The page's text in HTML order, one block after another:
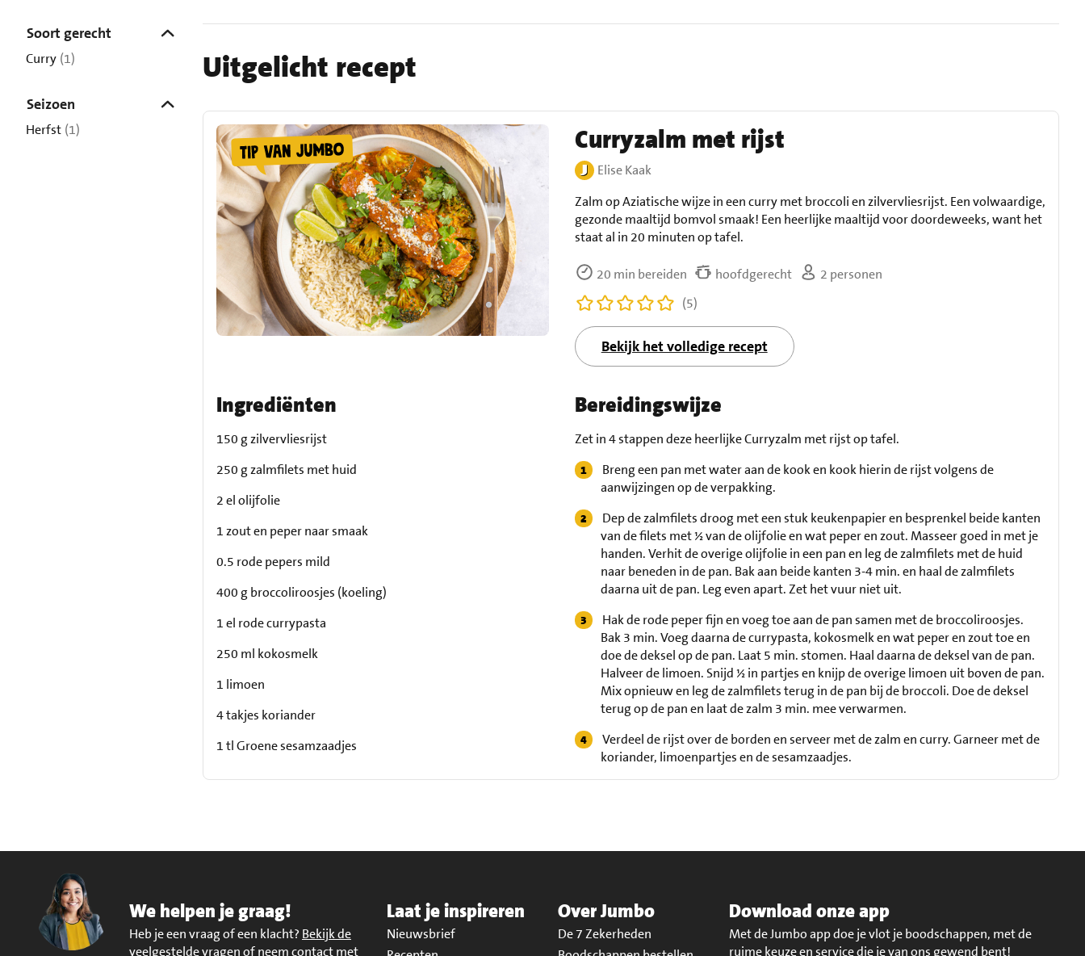
Soort gerecht
Curry (1)
Seizoen
Herfst (1)
Uitgelicht recept
Curryzalm met rijst
Elise Kaak
Zalm op Aziatische wijze in een curry met broccoli en zilvervliesrijst. Een volwaardige,
gezonde maaltijd bomvol smaak! Een heerlijke maaltijd voor doordeweeks, want het
staat al in 20 minuten op tafel.
20 min bereiden hoofdgerecht
2 personen
(5)
Bekijk het volledige recept
Ingrediënten
150 g zilvervliesrijst
250 g zalmfilets met huid
2 el olijfolie
1 zout en peper naar smaak
0.5 rode pepers mild
400 g broccoliroosjes (koeling)
1 el rode currypasta
250 ml kokosmelk
1 limoen
4 takjes koriander
1 tl Groene sesamzaadjes
Bereidingswijze
Zet in 4 stappen deze heerlijke Curryzalm met rijst op tafel.
Breng een pan met water aan de kook en kook hierin de rijst volgens de
aanwijzingen op de verpakking.
Dep de zalmfilets droog met een stuk keukenpapier en besprenkel beide kanten
van de filets met ½ van de olijfolie en wat peper en zout. Masseer goed in met je
handen. Verhit de overige olijfolie in een pan en leg de zalmfilets met de huid
naar beneden in de pan. Bak aan beide kanten 3-4 min. en haal de zalmfilets
daarna uit de pan. Leg even apart. Zet het vuur niet uit.
Hak de rode peper fijn en voeg toe aan de pan samen met de broccoliroosjes.
Bak 3 min. Voeg daarna de currypasta, kokosmelk en wat peper en zout toe en
doe de deksel op de pan. Laat 5 min. stomen. Haal daarna de deksel van de pan.
Halveer de limoen. Snijd ½ in partjes en knijp de overige limoen uit boven de pan.
Mix opnieuw en leg de zalmfilets terug in de pan bij de broccoli. Doe de deksel
terug op de pan en laat de zalm 3 min. mee verwarmen.
Verdeel de rijst over de borden en serveer met de zalm en curry. Garneer met de
koriander, limoenpartjes en de sesamzaadjes.
We helpen je graag!
Heb je een vraag of een klacht? Bekijk de
veelgestelde vragen of neem contact met
Laat je inspireren
Nieuwsbrief
Over Jumbo
De 7 Zekerheden
Download onze app
Met de Jumbo app doe je vlot je boodschappen, met de
ruime keuze en service die je van ons gewend bent!